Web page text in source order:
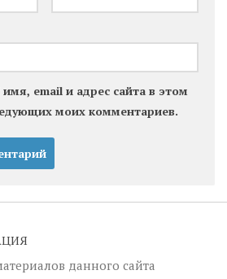
email и адрес сайта в этом
моих комментариев.
данного сайта